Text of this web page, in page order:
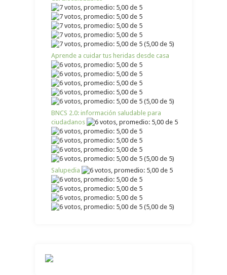
(5,00 de 5)
Aprende a cuidar tus heridas desde casa
(5,00 de 5)
BNCS 2.0: información saludable para
ciudadanos
(5,00 de 5)
Salupedia
(5,00 de 5)